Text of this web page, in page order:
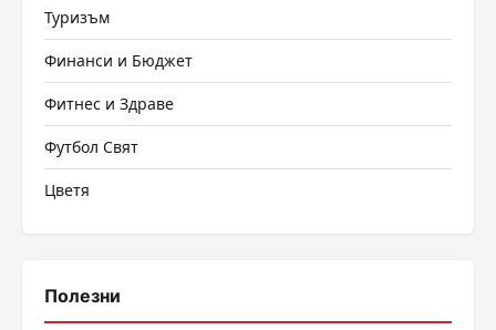
Туризъм
Финанси и Бюджет
Фитнес и Здраве
Футбол Свят
Цветя
Полезни